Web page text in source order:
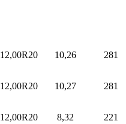
12,00R20 10,26 281
12,00R20 10,27 281
12,00R20 8,32 221